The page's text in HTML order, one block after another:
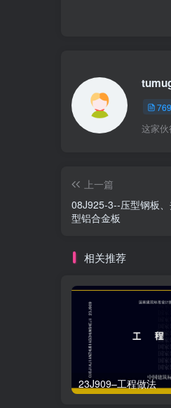
这家
上一篇
08J925-3--压型钢板
型铝合金板
相关推荐
23J909–工程做法